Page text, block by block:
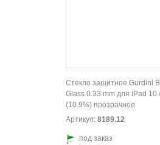
Стекло защитное Gurdini
Glass 0.33 mm для iPad 10
(10.9%) прозрачное
Артикул: 8189.12
под заказ